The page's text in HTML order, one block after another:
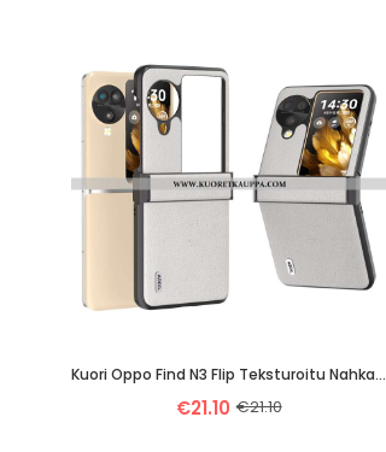
Kuori Oppo Find N3 Flip Teksturoitu Nahka Abeel
€21.10 €21.10